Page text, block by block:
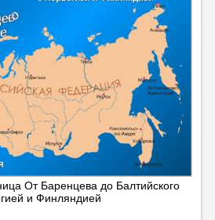
От Баренцева до Балтийского
и Финляндией